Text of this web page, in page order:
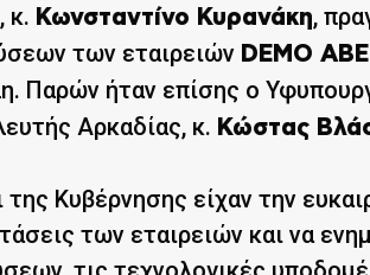
κ. Κωνσταντίνο Κυρανάκη,
των εταιρειών DEMO
Παρών ήταν επίσης ο
Αρκαδίας, κ. Κώστας
Κυβέρνησης είχαν την
των εταιρειών και να